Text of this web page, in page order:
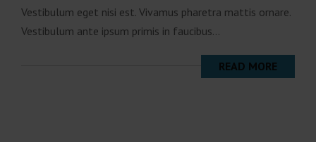
Vestibulum eget nisi est. Vivamus pharetra mattis ornare.
Vestibulum ante ipsum primis in faucibus...
READ MORE